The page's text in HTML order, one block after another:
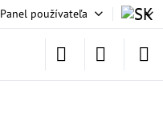
Panel používateľa